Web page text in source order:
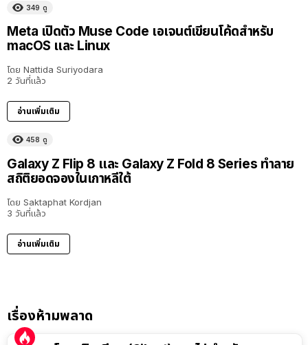
349 ดู
Meta เปิดตัว Muse Code เอเจนต์เขียนโค้ดสำหรับ
macOS และ Linux
โดย Nattida Suriyodara
2 วันที่แล้ว
อ่านเพิ่มเติม
458 ดู
Galaxy Z Flip 8 และ Galaxy Z Fold 8 Series ทำลาย
สถิติยอดจองในเกาหลีใต้
โดย Saktaphat Kordjan
3 วันที่แล้ว
อ่านเพิ่มเติม
เรื่องห้ามพลาด